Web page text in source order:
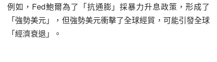
例如，Fed鮑爾為了「抗通膨」採暴力升息政策，形成了
「強勢美元」，但強勢美元衝擊了全球經貿，可能引發全球
「經濟衰退」。